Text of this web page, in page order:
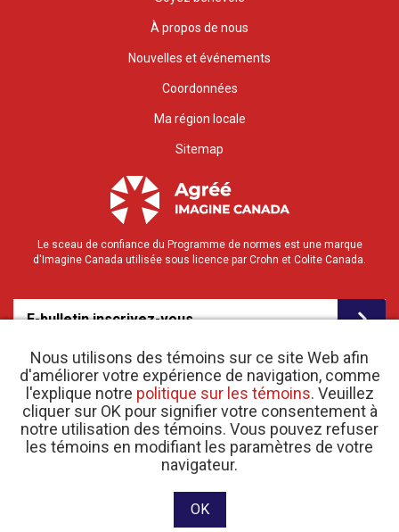
Nous utilisons des témoins sur ce site Web afin
d'améliorer votre expérience de navigation, comme
l'explique notre politique sur les témoins. Veuillez
cliquer sur OK pour signifier votre consentement à
notre utilisation des témoins. Vous pouvez refuser
les témoins en modifiant les paramètres de votre
navigateur.
OK
À propos de nous
Nouvelles et événements
Coordonnées
Ma région locale
Sitemap
Le sceau de confiance du Programme de normes est une marque
d'Imagine Canada utilisée sous licence par Crohn et Colite Canada.
E-bulletin inscrivez-vous
© 2026 Crohn et Colite Canada |Politique de confidentialité
d’organisme de bienfaisance 11883 1486 RR 0001
Site web conçu et développé par raisin Software.